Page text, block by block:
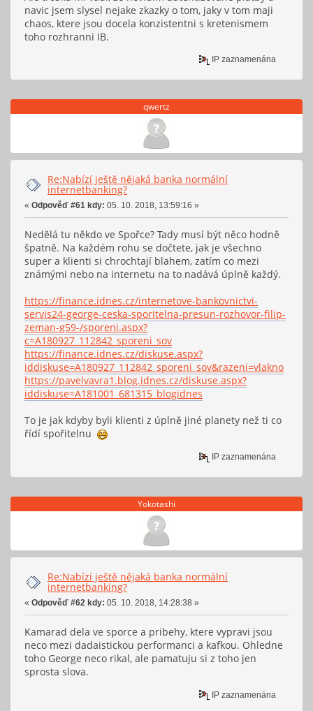
navic jsem slysel nejake zkazky o tom, jaky v tom maji
chaos, ktere jsou docela konzistentni s kretenismem
toho rozhranni IB.
IP zaznamenána
qwertz
Re:Nabízí ještě nějaká banka normální
internetbanking?
« Odpověď #61 kdy: 05. 10. 2018, 13:59:16 »
Nedělá tu někdo ve Spořce? Tady musí být něco hodně
špatně. Na každém rohu se dočtete, jak je všechno
super a klienti si chrochtají blahem, zatím co mezi
známými nebo na internetu na to nadává úplně každý.
https://finance.idnes.cz/internetove-bankovnictvi-
servis24-george-ceska-sporitelna-presun-rozhovor-filip-
zeman-g59-/sporeni.aspx?
c=A180927_112842_sporeni_sov
https://finance.idnes.cz/diskuse.aspx?
iddiskuse=A180927_112842_sporeni_sov&razeni=vlakno
https://pavelvavra1.blog.idnes.cz/diskuse.aspx?
iddiskuse=A181001_681315_blogidnes
To je jak kdyby byli klienti z úplně jiné planety než ti co
řídí spořitelnu
IP zaznamenána
Yokotashi
Re:Nabízí ještě nějaká banka normální
internetbanking?
« Odpověď #62 kdy: 05. 10. 2018, 14:28:38 »
Kamarad dela ve sporce a pribehy, ktere vypravi jsou
neco mezi dadaistickou performanci a kafkou. Ohledne
toho George neco rikal, ale pamatuju si z toho jen
sprosta slova.
IP zaznamenána